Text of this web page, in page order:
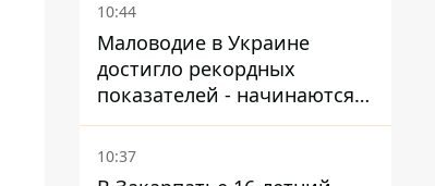
10:44
Маловодие в Украине
достигло рекордных
показателей - начинаются
ограничения
водоснабжения
10:37